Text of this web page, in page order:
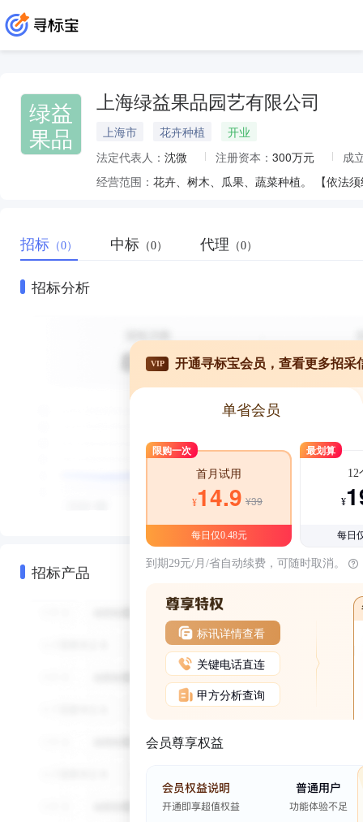
绿益
果品
上海绿益果品园艺有限公司
上海市 花卉种植
开业
法定代表人： 沈微 注册资本： 300万元
成
经营范围： 花卉、树木、瓜果、蔬菜种植。 【依法
招标 （0） 中标 （0） 代理 （0）
招标分析
招标产品
VIP 开通寻标宝会员，查看更多招采
单省会员
限购一次
首月试用
¥14.9 ¥39
每日仅0.48元
最划算
12
¥
每日
到期29元/月/省自动续费，可随时取消。
标讯详情查看
关键电话直连
甲方分析查询
会员尊享权益